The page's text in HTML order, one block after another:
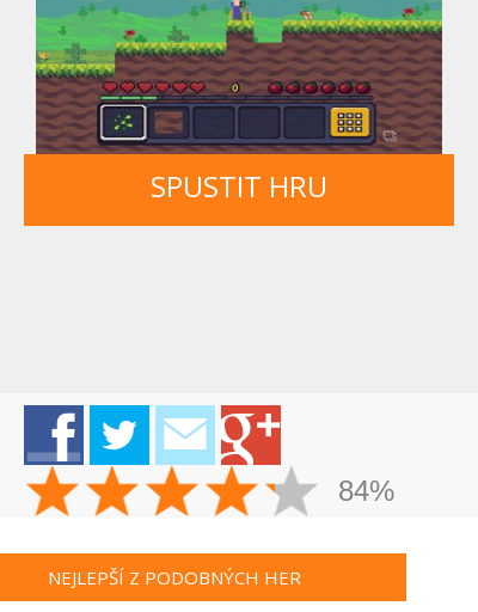
SPUSTIT HRU
84%
NEJLEPŠÍ Z PODOBNÝCH HER